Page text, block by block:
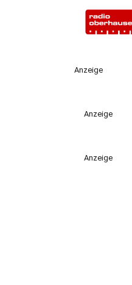
Anzeige
Anzeige
Anzeige